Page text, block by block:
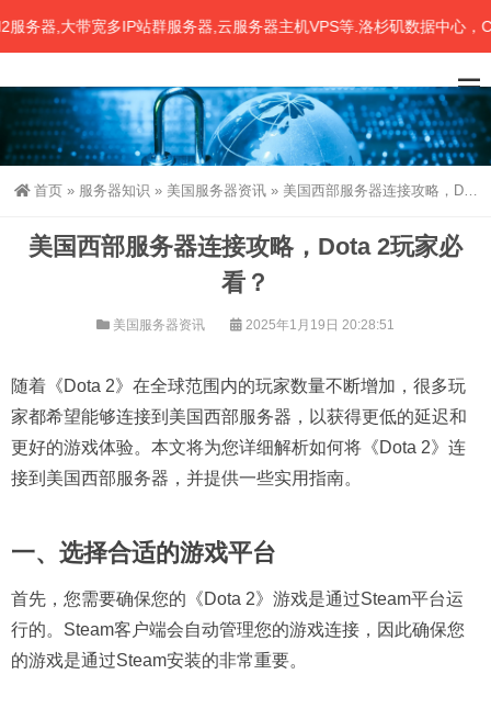
,大带宽多IP站群服务器,云服务器主机VPS等.洛杉矶数据中心，CN2
首页 » 服务器知识 » 美国服务器资讯 » 美国西部服务器连接攻略，Dota 2玩家必看？
美国西部服务器连接攻略，Dota 2玩家必
看？
美国服务器资讯 2025年1月19日 20:28:51
随着《Dota 2》在全球范围内的玩家数量不断增加，很多玩
家都希望能够连接到美国西部服务器，以获得更低的延迟和
更好的游戏体验。本文将为您详细解析如何将《Dota 2》连
接到美国西部服务器，并提供一些实用指南。
一、选择合适的游戏平台
首先，您需要确保您的《Dota 2》游戏是通过Steam平台运
行的。Steam客户端会自动管理您的游戏连接，因此确保您
的游戏是通过Steam安装的非常重要。